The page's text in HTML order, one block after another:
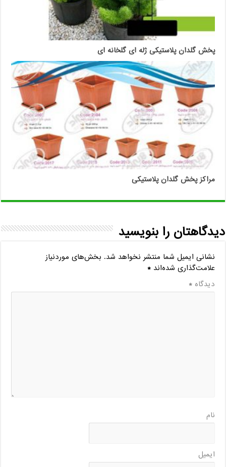
پخش گلدان پلاستیکی ژله ای گلخانه ای
مراکز پخش گلدان پلاستیکی
دیدگاهتان را بنویسید
نشانی ایمیل شما منتشر نخواهد شد. بخش‌های موردنیاز
علامت‌گذاری شده‌اند*
دیدگاه*
نام
ایمیل